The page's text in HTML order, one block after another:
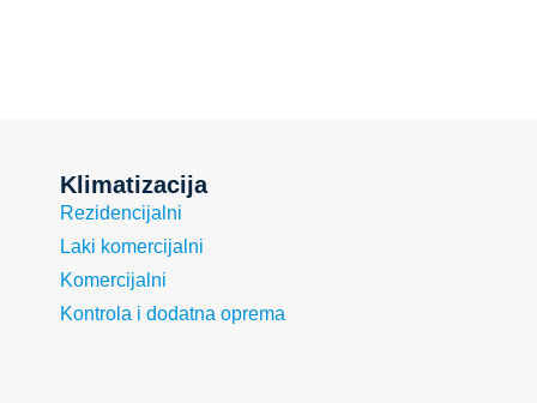
Klimatizacija
Rezidencijalni
Laki komercijalni
Komercijalni
Kontrola i dodatna oprema